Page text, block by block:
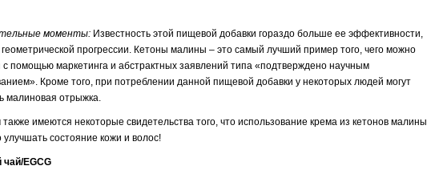
моменты: Известность этой пищевой добавки гораздо больше ее эффективности,
прогрессии. Кетоны малины – это самый лучший пример того, чего можно
с помощью маркетинга и абстрактных заявлений типа «подтверждено научным
Кроме того, при потреблении данной пищевой добавки у некоторых людей могут
малиновая отрыжка.
также имеются некоторые свидетельства того, что использование крема из кетонов малины
улучшать состояние кожи и волос!
EGCG